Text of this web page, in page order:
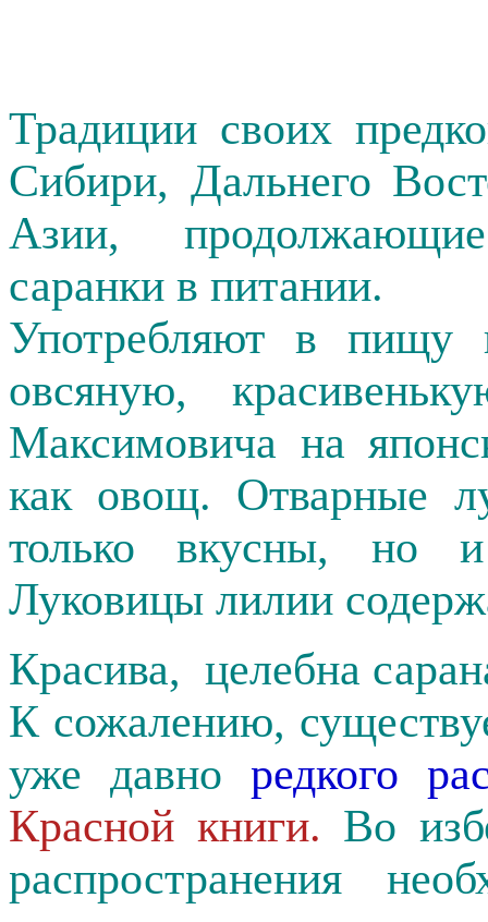
Традиции своих
Сибири, Дальнего
Азии,
саранки в питании.
Употребляют в пищу
овсяную,
Максимовича на
как овощ. Отварные
только вкусны, но
Луковицы лилии
Красива, целебна
К сожалению,
уже давно редкого
Красной книги. Во
распространения